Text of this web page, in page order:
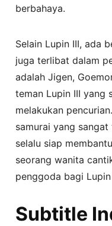
berbahaya.
Selain Lupin III, ada
juga terlibat dalam
adalah Jigen,
teman Lupin III yang
melakukan
samurai yang
selalu siap
seorang wanita
penggoda bagi Lupin
Subtitle